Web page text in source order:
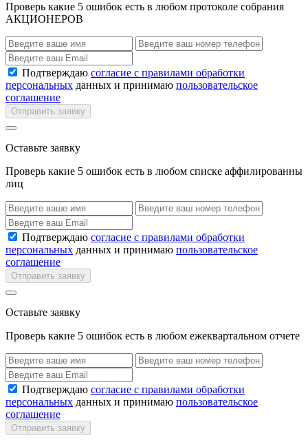
Проверь какие 5 ошибок есть в любом протоколе собрания
АКЦИОНЕРОВ
Подтверждаю согласие с правилами обработки
персональных данных и принимаю пользовательское
соглашение
Отправить заявку
Оставьте заявку
Проверь какие 5 ошибок есть в любом списке аффилированны
лиц
Подтверждаю согласие с правилами обработки
персональных данных и принимаю пользовательское
соглашение
Отправить заявку
Оставьте заявку
Проверь какие 5 ошибок есть в любом ежеквартальном отчете
Подтверждаю согласие с правилами обработки
персональных данных и принимаю пользовательское
соглашение
Отправить заявку